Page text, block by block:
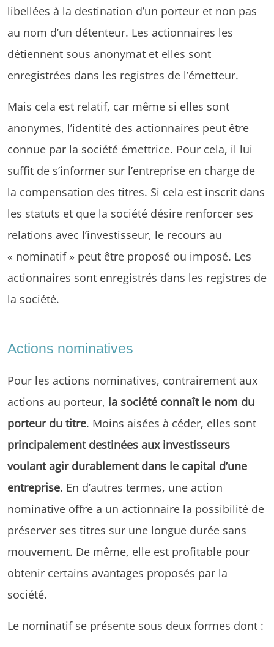
libellées à la destination d’un porteur et non pas
au nom d’un détenteur. Les actionnaires les
détiennent sous anonymat et elles sont
enregistrées dans les registres de l’émetteur.
Mais cela est relatif, car même si elles sont
anonymes, l’identité des actionnaires peut être
connue par la société émettrice. Pour cela, il lui
suffit de s’informer sur l’entreprise en charge de
la compensation des titres. Si cela est inscrit dans
les statuts et que la société désire renforcer ses
relations avec l’investisseur, le recours au
« nominatif » peut être proposé ou imposé. Les
actionnaires sont enregistrés dans les registres de
la société.
Actions nominatives
Pour les actions nominatives, contrairement aux
actions au porteur, la société connaît le nom du
porteur du titre. Moins aisées à céder, elles sont
principalement destinées aux investisseurs
voulant agir durablement dans le capital d’une
entreprise. En d’autres termes, une action
nominative offre a un actionnaire la possibilité de
préserver ses titres sur une longue durée sans
mouvement. De même, elle est profitable pour
obtenir certains avantages proposés par la
société.
Le nominatif se présente sous deux formes dont :